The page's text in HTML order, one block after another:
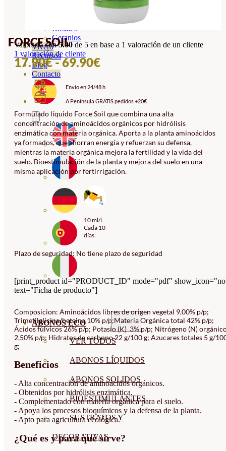
Ornamentales
Rosales
Geranios
Vivero
Recursos
Blog
Contacto
ABONOS ECO
VER TODOS
ABONOS LÍQUIDOS
ABONOS SOLIDOS
BIOESTIMULANTES
SUSTRATOS Y
DECORATIVAS
FORCE SOIL
Valorado con5.00 de 5 en base a 1 valoración de un cliente
1 valoración de cliente
17.90€-69.90€RANGO
PRECIOS:
DESDE
17.90€
HASTA
69.90€
Envío en 24/48 h
A Península GRATIS pedidos +20€
Formulado líquido Force Soil que combina una alta
concentración de aminoácidos orgánicos por hidrólisis
enzimática con materia orgánica. Aporta a la planta aminoácidos
ya formados, que ahorran energía y refuerzan su defensa,
mientras la materia orgánica mejora la fertilidad y la vida del
suelo. Bioestimulación de la planta y mejora del suelo en una
misma aplicación por fertirrigación.
10 ml/l.
Cada 10
días.
Plazo de seguridad: No tiene plazo de seguridad
[print_product id="PRODUCT_ID" mode="pdf"
text="Ficha de producto"]
Composicion: Aminoácidos libres de origen vegetal 9,00% p/p;
Trimetilglicina/betaina 10% p/p;Materia Orgánica total 42% p/p;
Ácidos fúlvicos 26% p/p; Potasio (K) 3% p/p; Nitrógeno (N)
2,50% p/p; Hidratos de carbono 22 g/100 g; Azucares totales 5 g/
g;
Beneficios
- Alta concentración de aminoácidos orgánicos.
- Obtenidos por hidrólisis enzimática.
- Complementado con materia orgánica para el suelo.
- Apoya los procesos bioquímicos y la defensa de la planta.
- Apto para agricultura ecológica.
¿Qué es y para qué sirve?